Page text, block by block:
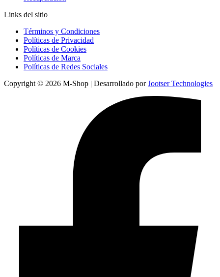
Links del sitio
Términos y Condiciones
Políticas de Privacidad
Políticas de Cookies
Políticas de Marca
Políticas de Redes Sociales
Copyright © 2026 M-Shop | Desarrollado porJootser Technologies